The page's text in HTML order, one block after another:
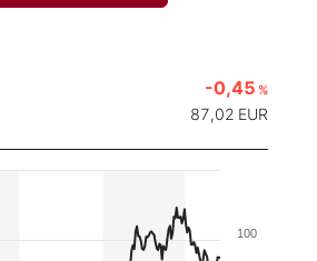
-0,45 %
87,02 EUR
100